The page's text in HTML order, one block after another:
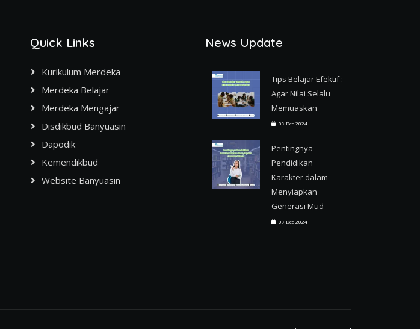
Quick Links
Kurikulum Merdeka
Merdeka Belajar
Merdeka Mengajar
Disdikbud Banyuasin
Dapodik
Kemendikbud
Website Banyuasin
News Update
Tips Belajar Efektif :
Agar Nilai Selalu
Memuaskan
09 Dec 2024
Pentingnya
Pendidikan
Karakter dalam
Menyiapkan
Generasi Mud
09 Dec 2024